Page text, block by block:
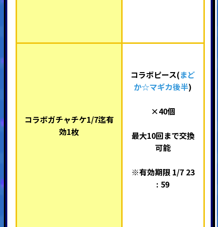
コラボガチャチケ1/7迄有
効1枚
コラボピース(まど
か☆マギカ後半)
×40個
最大10回まで交換
可能
※有効期限 1/7 23
: 59